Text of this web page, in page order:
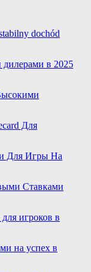
dochód
в 2025
Для
Для Игры На
Ставками
игроков в
на успех в